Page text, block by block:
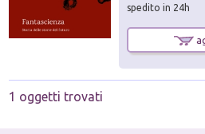
spedito in 24h
1 oggetti trovati